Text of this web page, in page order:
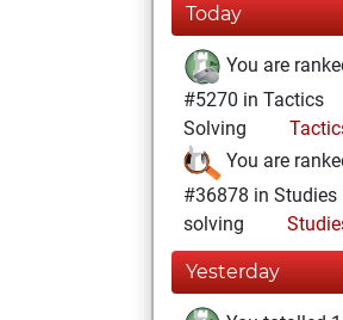
Today
You are
#5270 in Tactics
Solving
You are
#36878 in Studies
solving
Yesterday